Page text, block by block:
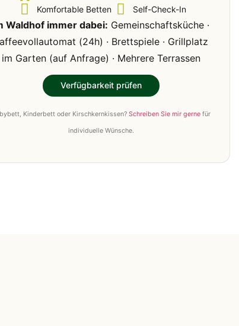
Komfortable Betten
Self-Check-In
Waldhof immer dabei: Gemeinschaftsküche ·
(24h) · Brettspiele · Grillplatz
im Garten (auf Anfrage) · Mehrere Terrassen
Verfügbarkeit prüfen
Kinderbett oder Kirschkernkissen? Schreiben Sie mir gernefür
individuelle Wünsche.